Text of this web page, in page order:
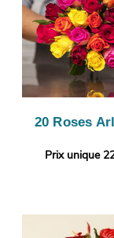
20 Roses
Prix unique